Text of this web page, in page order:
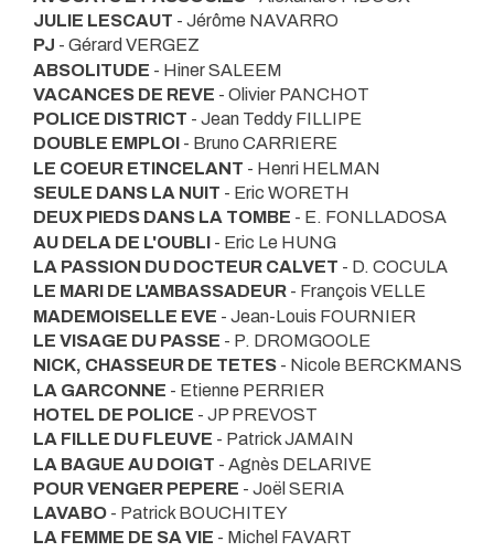
JULIE LESCAUT - Jérôme NAVARRO
PJ - Gérard VERGEZ
ABSOLITUDE - Hiner SALEEM
VACANCES DE REVE - Olivier PANCHOT
POLICE DISTRICT - Jean Teddy FILLIPE
DOUBLE EMPLOI - Bruno CARRIERE
LE COEUR ETINCELANT - Henri HELMAN
SEULE DANS LA NUIT - Eric WORETH
DEUX PIEDS DANS LA TOMBE - E. FONLLADOSA
AU DELA DE L'OUBLI - Eric Le HUNG
LA PASSION DU DOCTEUR CALVET - D. COCULA
LE MARI DE L'AMBASSADEUR - François VELLE
MADEMOISELLE EVE - Jean-Louis FOURNIER
LE VISAGE DU PASSE - P. DROMGOOLE
NICK, CHASSEUR DE TETES - Nicole BERCKMANS
LA GARCONNE - Etienne PERRIER
HOTEL DE POLICE - JP PREVOST
LA FILLE DU FLEUVE - Patrick JAMAIN
LA BAGUE AU DOIGT - Agnès DELARIVE
POUR VENGER PEPERE - Joël SERIA
LAVABO - Patrick BOUCHITEY
LA FEMME DE SA VIE - Michel FAVART